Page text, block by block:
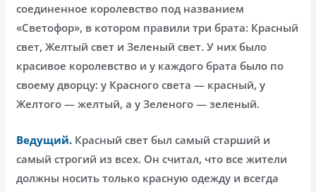
соединенное королевство под названием
«Светофор», в котором правили три брата: Красный
свет, Желтый свет и Зеленый свет. У них было
красивое королевство и у каждого брата было по
своему дворцу: у Красного света — красный, у
Желтого — желтый, а у Зеленого — зеленый.
Ведущий. Красный свет был самый старший и
самый строгий из всех. Он считал, что все жители
должны носить только красную одежду и всегда